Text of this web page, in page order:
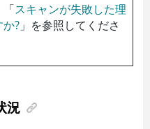
「スキャンが失敗した理
?」を参照してくださ
況